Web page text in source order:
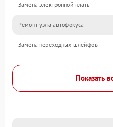
Замена электронной платы
Ремонт узла автофокуса
Замена переходных шлейфов
Показать